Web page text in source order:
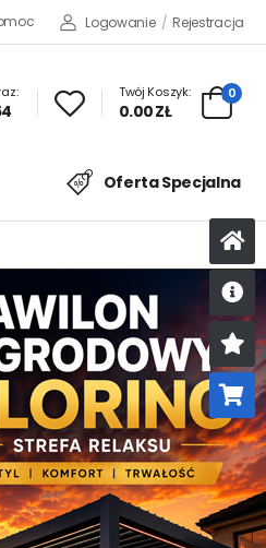
Logowanie / Rejestracja
Twój Koszyk:
0.00 ZŁ
0
Oferta Specjalna